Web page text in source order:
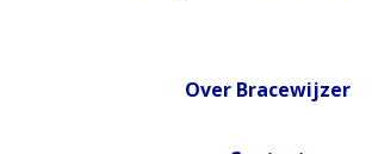
Over Bracewijzer